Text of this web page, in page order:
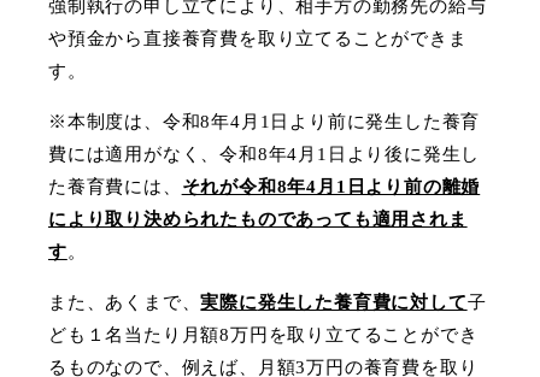
強制執行の申し立てにより、相手方の勤務先の給与
や預金から直接養育費を取り立てることができま
す。
※本制度は、令和8年4月1日より前に発生した養育
費には適用がなく、令和8年4月1日より後に発生し
た養育費には、 それが令和8年4月1日より前の離婚
により取り決められたものであっても適用されま
す。
また、あくまで、実際に発生した養育費に対して子
ども１名当たり月額8万円を取り立てることができ
るものなので、例えば、月額3万円の養育費を取り